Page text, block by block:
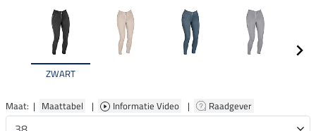
ZWART
Maat: | Maattabel | Informatie Video | Raadgever